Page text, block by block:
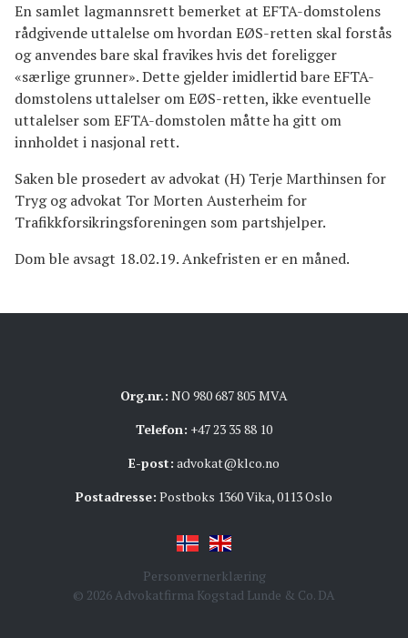
En samlet lagmannsrett bemerket at EFTA-domstolens
rådgivende uttalelse om hvordan EØS-retten skal forstås
og anvendes bare skal fravikes hvis det foreligger
«særlige grunner». Dette gjelder imidlertid bare EFTA-
domstolens uttalelser om EØS-retten, ikke eventuelle
uttalelser som EFTA-domstolen måtte ha gitt om
innholdet i nasjonal rett.
Saken ble prosedert av advokat (H) Terje Marthinsen for
Tryg og advokat Tor Morten Austerheim for
Trafikkforsikringsforeningen som partshjelper.
Dom ble avsagt 18.02.19. Ankefristen er en måned.
Org.nr.: NO 980 687 805 MVA
Telefon: +47 23 35 88 10
E-post: advokat@klco.no
Postadresse: Postboks 1360 Vika, 0113 Oslo
Personvernerklæring
© 2026 Advokatfirma Kogstad Lunde & Co. DA